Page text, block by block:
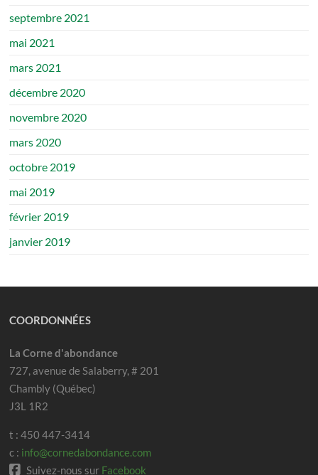
septembre 2021
mai 2021
mars 2021
décembre 2020
novembre 2020
mars 2020
octobre 2019
mai 2019
février 2019
janvier 2019
COORDONNÉES
La Corne d'abondance
727, avenue de Salaberry, # 201
Chambly (Québec)
J3L 1R2
t : 450 447-3414
c : info@cornedabondance.com
Suivez-nous sur Facebook